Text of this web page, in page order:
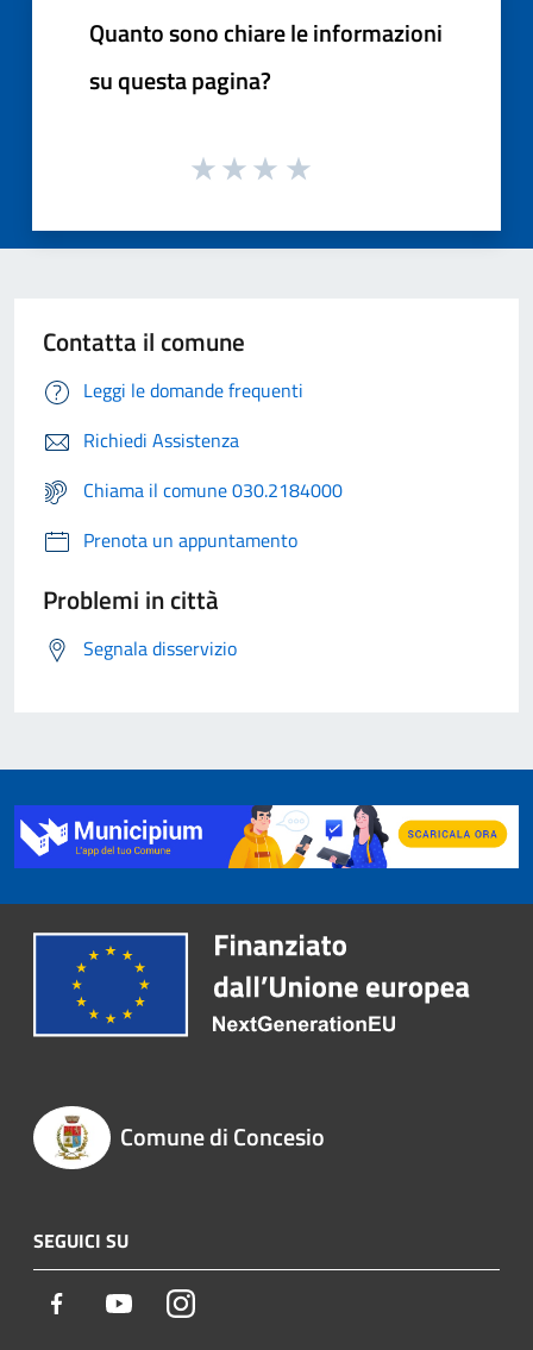
Quanto sono chiare le informazioni
su questa pagina?
Contatta il comune
Leggi le domande frequenti
Richiedi Assistenza
Chiama il comune 030.2184000
Prenota un appuntamento
Problemi in città
Segnala disservizio
Comune di Concesio
SEGUICI SU
Facebook YoutubeInstagram